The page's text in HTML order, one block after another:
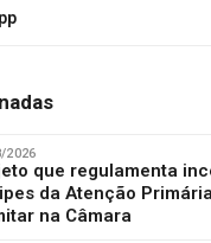
2026
que regulamenta
da Atenção
na Câmara